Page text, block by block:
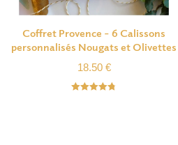
Coffret Provence – 6 Calissons
personnalisés Nougats et Olivettes
18.50 €